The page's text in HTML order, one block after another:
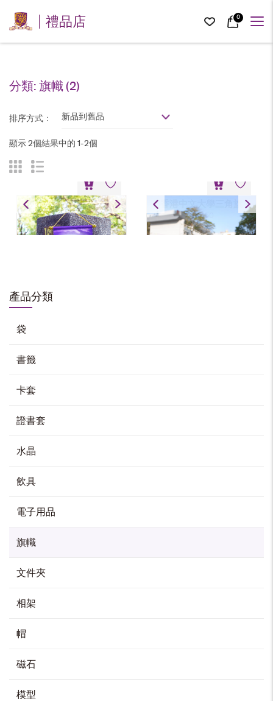
禮品店 0
產品分類
袋
書籤
卡套
證書套
水晶
飲具
電子用品
旗幟
文件夾
相架
帽
磁石
模型
分類:旗幟(2)
排序方式： 新品到舊品
顯示 2個結果中的 1-2個
紀念旗
HK$50
香港中文大學三角旗
HK$50